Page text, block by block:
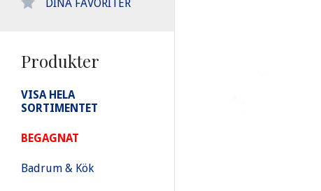
DINA FAVORITER
Produkter
VISA HELA
SORTIMENTET
BEGAGNAT
Badrum & Kök